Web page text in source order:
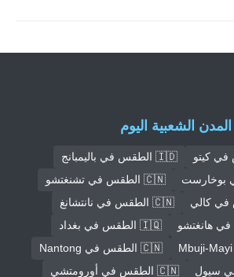
المدن الشعبية اليوم
🇮🇩 الطقس في باليمبانج
🇨🇳 الطقس في تشنغتشو
🇨🇳 الطقس في نانتشانغ
🇮🇶 الطقس في بغداد
🇨🇳 الطقس في Nantong
🇨🇳 الطقس في أورومتشي